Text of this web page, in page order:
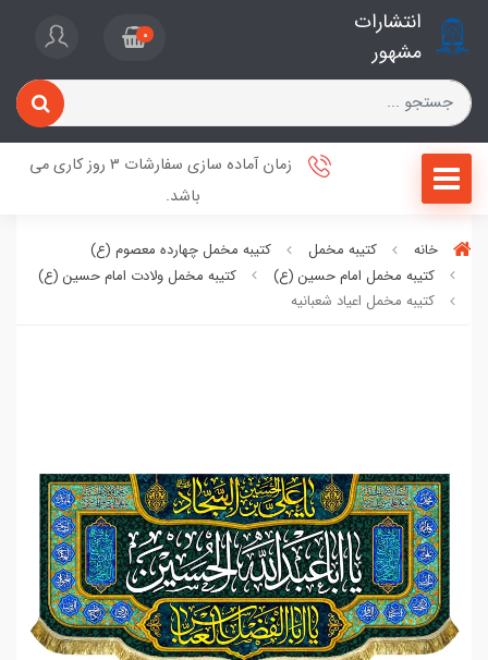
انتشارات
مشهور
0
زمان آماده سازی سفارشات 3 روز کاری می
باشد.
خانه کتیبه مخمل
کتیبه مخمل چهارده معصوم (ع)
کتیبه مخمل امام حسین (ع)
کتیبه مخمل ولادت امام حسین (ع)
کتیبه مخمل اعیاد شعبانیه